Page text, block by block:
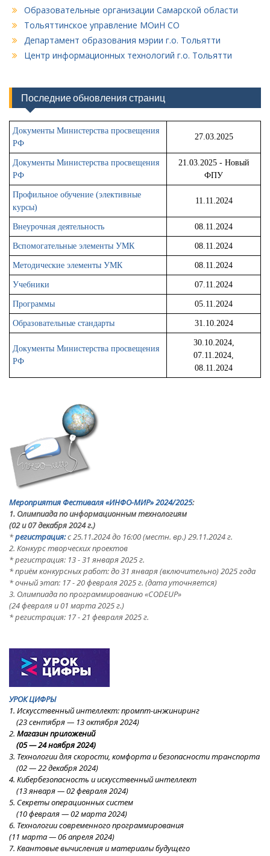
Образовательные организации Самарской области
Тольяттинское управление МОиН СО
Департамент образования мэрии г.о. Тольятти
Центр информационных технологий г.о. Тольятти
Последние обновления страниц
Документы Министерства просвещения
РФ
27.03.2025
Документы Министерства просвещения
РФ
21.03.2025 - Новый
ФПУ
Профильное обучение (элективные
курсы)
11.11.2024
Внеурочная деятельность 08.11.2024
Вспомогательные элементы УМК 08.11.2024
Методические элементы УМК 08.11.2024
Учебники 07.11.2024
Программы 05.11.2024
Образовательные стандарты 31.10.2024
Документы Министерства просвещения
РФ
30.10.2024,
07.11.2024,
08.11.2024
Мероприятия Фестиваля«ИНФО-МИР»2024/2025:
1. Олимпиада по информационным технологиям
(02 и 07 декабря 2024 г.)
*регистрация:с 25.11.2024до 16:00 (местн. вр.) 29.11.2024 г.
2. Конкурс творческих проектов
* регистрация: 13 - 31 января 2025 г.
* приём конкурсных работ: до 31 января (включительно) 2025 года
* очный этап: 17 - 20 февраля 2025 г. (дата уточняется)
3. Олимпиада по программированию «CODEUP»
(24 февраля и 01 марта 2025 г.)
* регистрация: 17 - 21 февраля 2025 г.
УРОК ЦИФРЫ
1. Искусственный интеллект: промпт-инжиниринг
(23сентября — 13 октября 2024)
2. Магазин приложений
(05—24ноября2024)
3. Технологии для скорости, комфорта и безопасности транспорта
(02—22декабря 2024)
4. Кибербезопасность и искусственный интеллект
(13 января—02 февраля 2024)
5. Секреты операционных систем
(10 февраля—02марта 2024)
6. Технологии современного программирования
(11 марта—06 апреля2024)
7. Квантовые вычисления и материалы будущего